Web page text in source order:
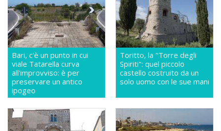
Bari, c'è un punto in cui
viale Tatarella curva
all'improvviso: è per
preservare un antico
ipogeo
Toritto, la "Torre degli
Spiriti": quel piccolo
castello costruito da un
solo uomo con le sue mani